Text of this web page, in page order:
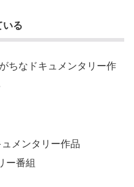
いる
ちなドキュメンタリー作
メンタリー作品
ー番組